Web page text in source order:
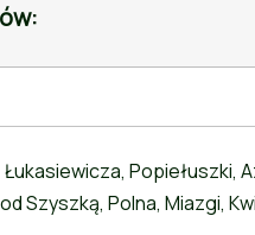
Popiełuszki,
Szyszką, Polna, Miazgi,